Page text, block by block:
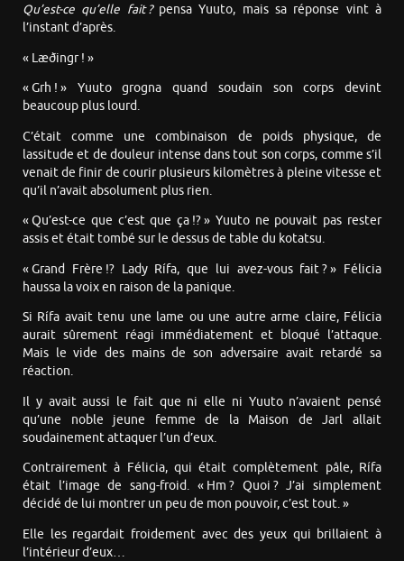
Qu’est-ce qu’elle fait ? pensa Yuuto, mais sa réponse vint à
l’instant d’après.
« Læðingr ! »
« Grh ! » Yuuto grogna quand soudain son corps devint
beaucoup plus lourd.
C’était comme une combinaison de poids physique, de
lassitude et de douleur intense dans tout son corps, comme s’il
venait de finir de courir plusieurs kilomètres à pleine vitesse et
qu’il n’avait absolument plus rien.
« Qu’est-ce que c’est que ça !? » Yuuto ne pouvait pas rester
assis et était tombé sur le dessus de table du kotatsu.
« Grand Frère !? Lady Rífa, que lui avez-vous fait ? » Félicia
haussa la voix en raison de la panique.
Si Rífa avait tenu une lame ou une autre arme claire, Félicia
aurait sûrement réagi immédiatement et bloqué l’attaque.
Mais le vide des mains de son adversaire avait retardé sa
réaction.
Il y avait aussi le fait que ni elle ni Yuuto n’avaient pensé
qu’une noble jeune femme de la Maison de Jarl allait
soudainement attaquer l’un d’eux.
Contrairement à Félicia, qui était complètement pâle, Rífa
était l’image de sang-froid. « Hm ? Quoi ? J’ai simplement
décidé de lui montrer un peu de mon pouvoir, c’est tout. »
Elle les regardait froidement avec des yeux qui brillaient à
l’intérieur d’eux…